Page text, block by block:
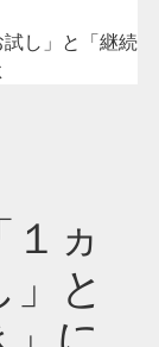
試し」と「継続
１ヵ
と